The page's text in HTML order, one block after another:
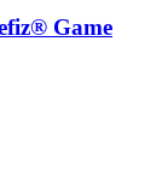
Game